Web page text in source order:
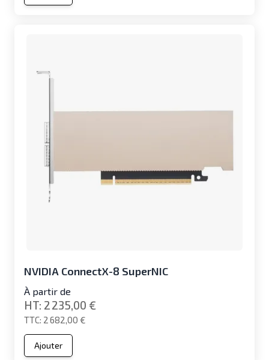
NVIDIA ConnectX-8 SuperNIC
À partir de
2 682,00 €
2 235,00 €
Ajouter